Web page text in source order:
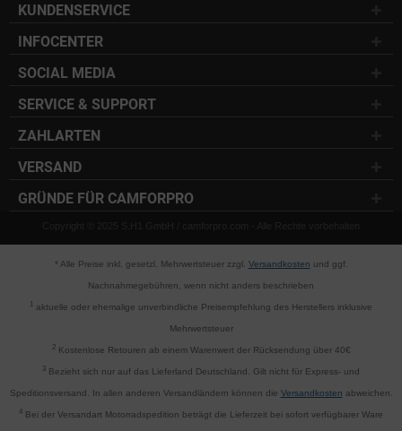
KUNDENSERVICE
INFOCENTER
SOCIAL MEDIA
SERVICE & SUPPORT
ZAHLARTEN
VERSAND
GRÜNDE FÜR CAMFORPRO
Copyright © 2025 S.H1 GmbH / camforpro.com - Alle Rechte vorbehalten
* Alle Preise inkl. gesetzl. Mehrwertsteuer zzgl. Versandkosten und ggf.
Nachnahmegebühren, wenn nicht anders beschrieben
aktuelle oder ehemalige unverbindliche Preisempfehlung des Herstellers inklusive
Mehrwertsteuer
2Kostenlose Retouren ab einem Warenwert der Rücksendung über 40€
3 Bezieht sich nur auf das Lieferland Deutschland. Gilt nicht für Express- und
Speditionsversand. In allen anderen Versandländern können die Versandkosten abweichen.
4 Bei der Versandart Motorradspedition beträgt die Lieferzeit bei sofort verfügbarer Ware